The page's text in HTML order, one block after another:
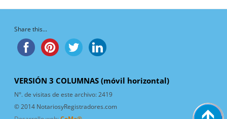
Share this...
VERSIÓN 3 COLUMNAS (móvil horizontal)
N°. de visitas de este archivo:2419
© 2014 NotariosyRegistradores.com